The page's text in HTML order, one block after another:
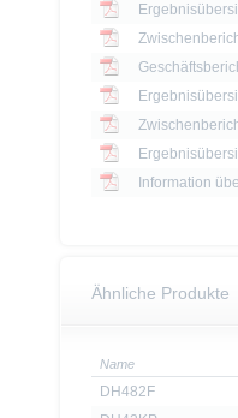
Information
Ähnliche Produkte
Name
DH482F